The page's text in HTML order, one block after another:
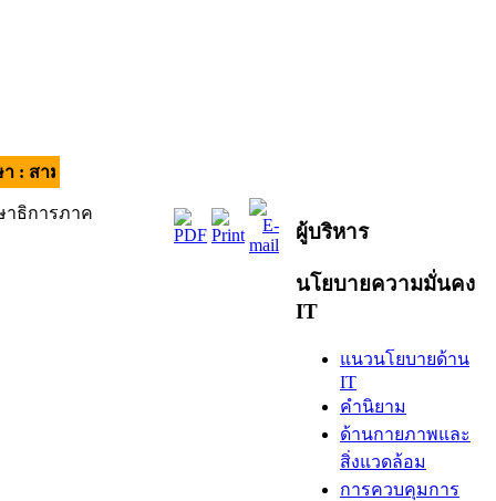
คี มีวินัย ใส่ใจบริการ | อัตลักษณ์ของผู้เรียน : วินัยดี มีทักษะ |
าธิการภาค
ผู้บริหาร
นโยบายความมั่นคง
IT
แนวนโยบายด้าน
IT
คำนิยาม
ด้านกายภาพและ
สิ่งแวดล้อม
การควบคุมการ